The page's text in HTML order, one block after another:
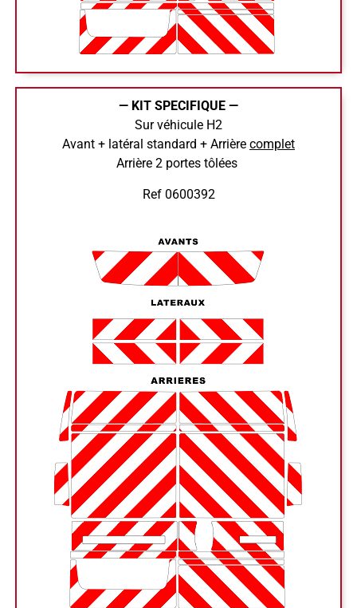
— KIT SPECIFIQUE —
Sur véhicule H2
Avant + latéral standard + Arrière complet
Arrière 2 portes tôlées
Ref 0600392